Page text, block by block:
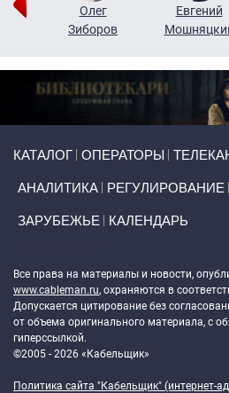
Олег
Зиборов
Евгений
КАТАЛОГ ОПЕРАТОРЫ
АНАЛИТИКА РЕГУЛИРОВАНИЕ
ЗАРУБЕЖЬЕ КАЛЕНДАРЬ
Все права на материалы и новости,
www.cableman.ru, охраняются в
Допускается цитирование без
от объема оригинального материала, с
гиперссылкой.
©2005 - 2026 «Кабельщик»
Политика сайта "Кабельщик" (интернет-